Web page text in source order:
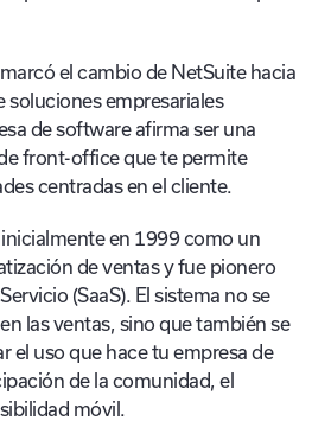
el cambio de NetSuite hacia
soluciones empresariales
de software afirma ser una
front-office que te permite
centradas en el cliente.
en 1999 como un
de ventas y fue pionero
(SaaS). El sistema no se
las ventas, sino que también se
el uso que hace tu empresa de
de la comunidad, el
móvil.